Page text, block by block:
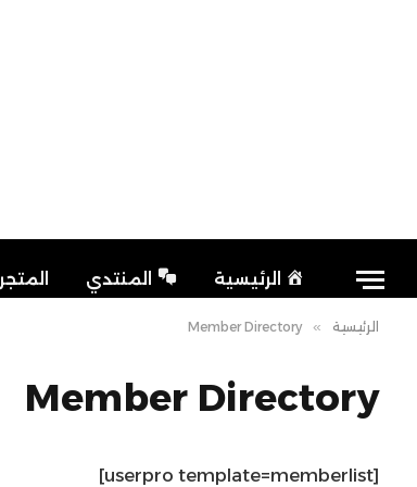
الرئيسية المنتدي المتجر
الرئيسية »
Member Directory
Member Directory
[userpro template=memberlist]